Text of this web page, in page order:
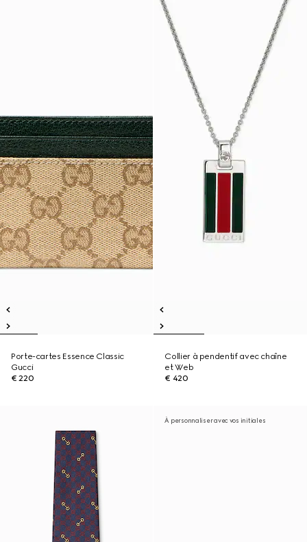
Porte-cartes Essence Classic
Gucci
€ 220
Collier à pendentif avec chaîne
et Web
€ 420
À personnaliser avec vos initiales